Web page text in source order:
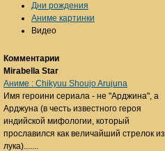
Дни рождения
Аниме картинки
Видео
Комментарии
Mirabella Star
Аниме : Chikyuu Shoujo Arujuna
Имя героини сериала - не "Арджина", а
Арджуна (в честь известного героя
индийской мифологии, который
прославился как величайший стрелок из
лука).......